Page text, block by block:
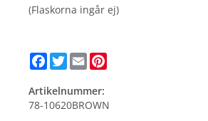
(Flaskorna ingår ej)
Facebook
Twitter
Email
Artikelnummer:
78-10620BROWN